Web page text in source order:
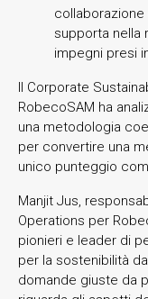
collaborazione
supporta nella
impegni presi
Il Corporate
RobecoSAM ha
una metodologia
per convertire una
unico punteggio
Manjit Jus,
Operations per
pionieri e leader di
per la sostenibilità
domande giuste da